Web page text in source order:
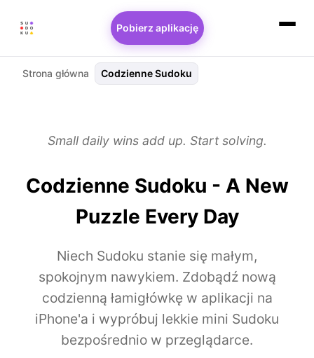
Pobierz aplikację
Strona główna Codzienne Sudoku
Small daily wins add up. Start solving.
Codzienne Sudoku - A New
Puzzle Every Day
Niech Sudoku stanie się małym,
spokojnym nawykiem. Zdobądź nową
codzienną łamigłówkę w aplikacji na
iPhone'a i wypróbuj lekkie mini Sudoku
bezpośrednio w przeglądarce.